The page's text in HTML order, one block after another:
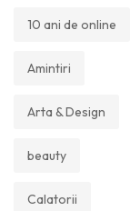
10 ani de online
Amintiri
Arta & Design
beauty
Calatorii